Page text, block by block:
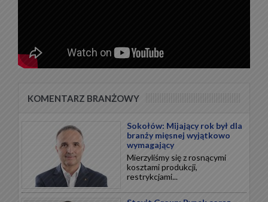
KOMENTARZ BRANŻOWY
Sokołów: Mijający rok był dla
branży mięsnej wyjątkowo
wymagający
Mierzyliśmy się z rosnącymi
kosztami produkcji,
restrykcjami...